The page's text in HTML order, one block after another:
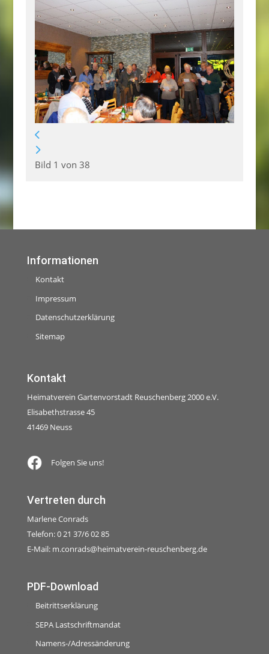
Bild 1 von 38
Informationen
Kontakt
Impressum
Datenschutzerklärung
Sitemap
Kontakt
Heimatverein Gartenvorstadt Reuschenberg 2000 e.V.
Elisabethstrasse 45
41469 Neuss
Folgen Sie uns!
Vertreten durch
Marlene Conrads
Telefon: 0 21 37/6 02 85
E-Mail: m.conrads@heimatverein-reuschenberg.de
PDF-Download
Beitrittserklärung
SEPA Lastschriftmandat
Namens-/Adressänderung